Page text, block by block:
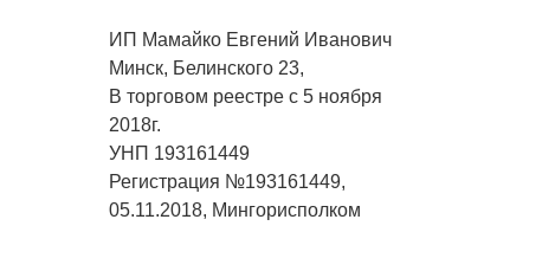
ИП Мамайко Евгений Иванович
Минск, Белинского 23,
В торговом реестре с 5 ноября
2018г.
УНП 193161449
Регистрация №193161449,
05.11.2018, Мингорисполком